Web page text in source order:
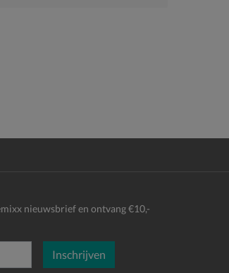
nieuwsbrief en ontvang €10,-
Inschrijven